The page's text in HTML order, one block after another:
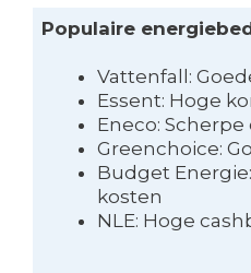
Populaire
Vattenfall:
Essent: Hoge
Eneco:
Greenchoice:
Budget
kosten
NLE: Hoge